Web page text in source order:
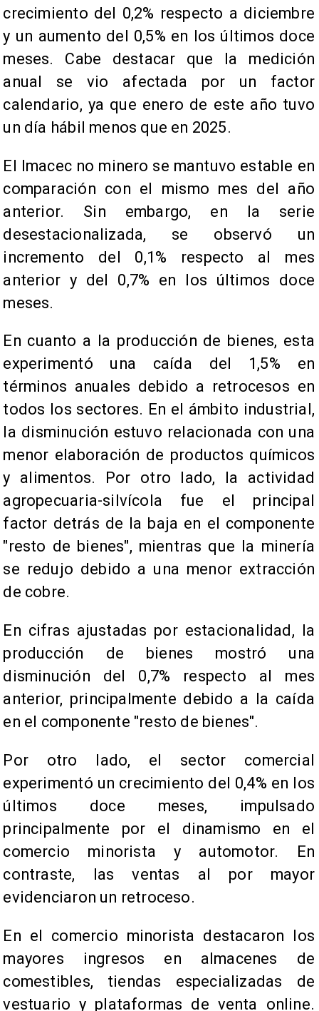
crecimiento del 0,2% respecto a diciembre
y un aumento del 0,5% en los últimos doce
meses. Cabe destacar que la medición
anual se vio afectada por un factor
calendario, ya que enero de este año tuvo
un día hábil menos que en 2025.
El Imacec no minero se mantuvo estable en
comparación con el mismo mes del año
anterior. Sin embargo, en la serie
desestacionalizada, se observó un
incremento del 0,1% respecto al mes
anterior y del 0,7% en los últimos doce
meses.
En cuanto a la producción de bienes, esta
experimentó una caída del 1,5% en
términos anuales debido a retrocesos en
todos los sectores. En el ámbito industrial,
la disminución estuvo relacionada con una
menor elaboración de productos químicos
y alimentos. Por otro lado, la actividad
agropecuaria-silvícola fue el principal
factor detrás de la baja en el componente
"resto de bienes", mientras que la minería
se redujo debido a una menor extracción
de cobre.
En cifras ajustadas por estacionalidad, la
producción de bienes mostró una
disminución del 0,7% respecto al mes
anterior, principalmente debido a la caída
en el componente "resto de bienes".
Por otro lado, el sector comercial
experimentó un crecimiento del 0,4% en los
últimos doce meses, impulsado
principalmente por el dinamismo en el
comercio minorista y automotor. En
contraste, las ventas al por mayor
evidenciaron un retroceso.
En el comercio minorista destacaron los
mayores ingresos en almacenes de
comestibles, tiendas especializadas de
vestuario y plataformas de venta online.